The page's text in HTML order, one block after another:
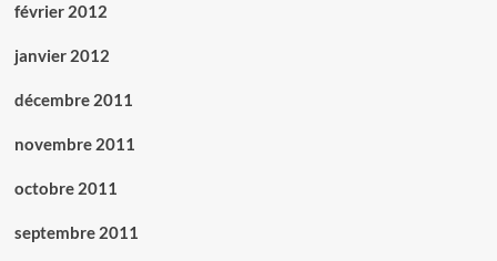
février 2012
janvier 2012
décembre 2011
novembre 2011
octobre 2011
septembre 2011